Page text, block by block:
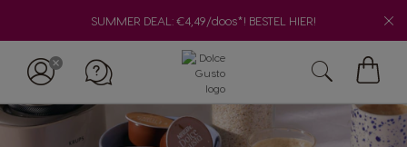
SUMMER DEAL: €4,49/doos*! BESTEL HIER!